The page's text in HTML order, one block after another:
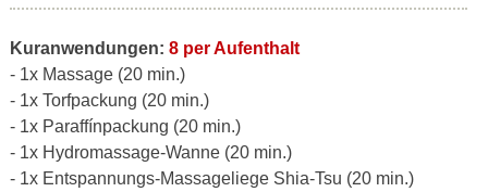
Kuranwendungen: 8 per Aufenthalt
- 1x Massage (20 min.)
- 1x Torfpackung (20 min.)
- 1x Paraffínpackung (20 min.)
- 1x Hydromassage-Wanne (20 min.)
- 1x Entspannungs-Massageliege Shia-Tsu (20 min.)